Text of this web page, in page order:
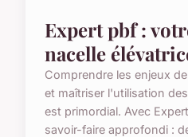
Expert pbf :
nacelle
Comprendre les enjeux
et maîtriser l'utilisation
est primordial. Avec
savoir-faire approfondi :